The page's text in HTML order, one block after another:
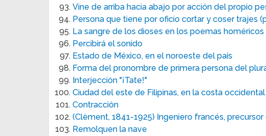
Vine de arriba hacia abajo por acción del propio
Persona que tiene por oficio cortar y coser trajes
La sangre de los dioses en los poemas homéricos
Percibirá el sonido
Estado de México, en el noroeste del país
Forma del pronombre de primera persona del
Interjección "¡Tate!"
Ciudad del este de Filipinas, en la costa
Contracción
(Clèment, 1841-1925) Ingeniero francés,
Remolquen la nave